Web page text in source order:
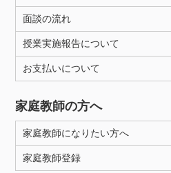
年齢：18-101歳
面談の流れ
授業実施報告について
お支払いについて
家庭教師の方へ
家庭教師になりたい方へ
家庭教師登録